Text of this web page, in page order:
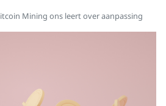
Mining ons leert over aanpassing